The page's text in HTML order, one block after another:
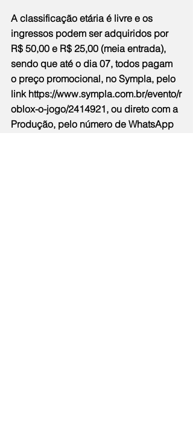
A classificação etária é livre e os
ingressos podem ser adquiridos por
R$ 50,00 e R$ 25,00 (meia entrada),
sendo que até o dia 07, todos pagam
o preço promocional, no Sympla, pelo
link https://www.sympla.com.br/evento/r
oblox-o-jogo/2414921, ou direto com a
Produção, pelo número de WhatsApp